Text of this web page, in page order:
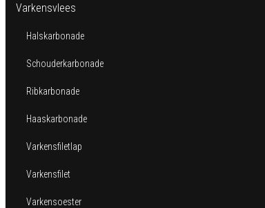
Varkensvlees
Halskarbonade
Schouderkarbonade
Ribkarbonade
Haaskarbonade
Varkensfiletlap
Varkensfilet
Varkensoester